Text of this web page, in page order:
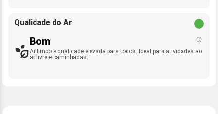
Qualidade do Ar
Bom
Ar limpo e qualidade elevada para todos. Ideal para atividades ao
ar livre e caminhadas.